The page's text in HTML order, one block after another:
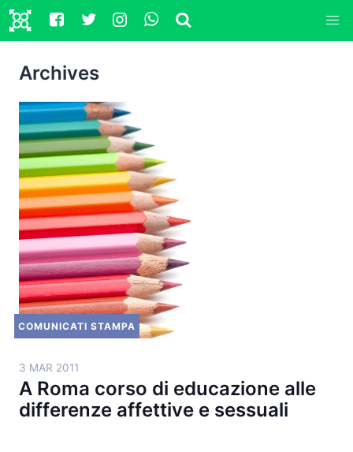
Archives
COMUNICATI STAMPA
3 MAR 2011
A Roma corso di educazione alle
differenze affettive e sessuali